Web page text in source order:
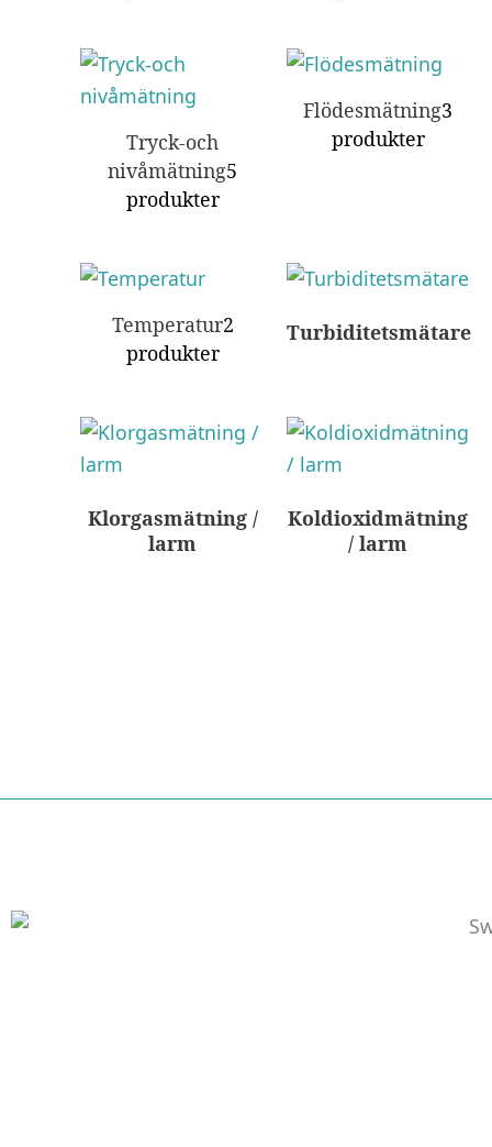
Tryck-och
nivåmätning5
produkter
Flödesmätning3
produkter
Temperatur2
produkter
Turbiditetsmätare
Klorgasmätning /
larm
Koldioxidmätning
/ larm